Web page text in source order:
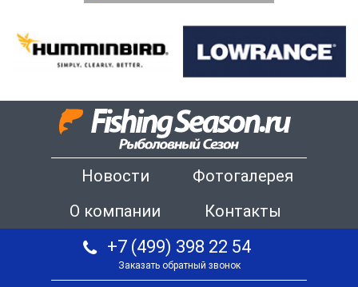
Новости
Фотогалерея
О компании
Контакты
+7 (499) 398 22 54
Заказать обратный звонок